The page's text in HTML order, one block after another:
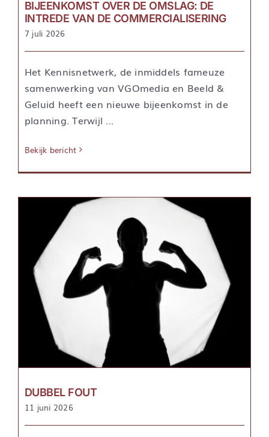
BIJEENKOMST OVER DE OMSLAG: DE
INTREDE VAN DE COMMERCIALISERING
7 juli 2026
Het Kennisnetwerk, de inmiddels fameuze
samenwerking van VGOmedia en Beeld &
Geluid heeft een nieuwe bijeenkomst in de
planning. Terwijl ...
Bekijk bericht
DUBBEL FOUT
11 juni 2026